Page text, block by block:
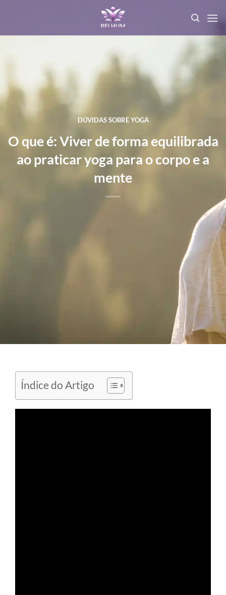
DÚVIDAS SOBRE YOGA
O que é: Viver de forma equilibrada
ao praticar yoga para o corpo e a
mente
Índice do Artigo